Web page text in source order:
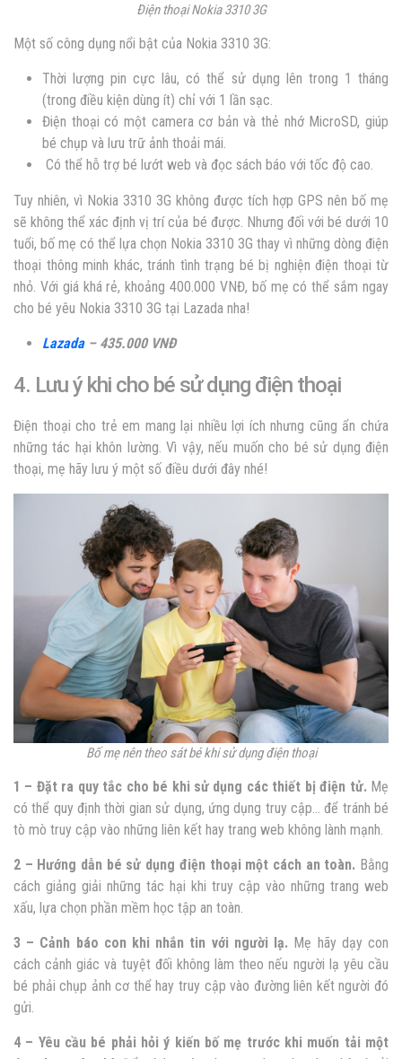
Điện thoại Nokia 3310 3G
Một số công dụng nổi bật của Nokia 3310 3G:
Thời lượng pin cực lâu, có thể sử dụng lên trong 1 tháng
(trong điều kiện dùng ít) chỉ với 1 lần sạc.
Điện thoại có một camera cơ bản và thẻ nhớ MicroSD, giúp
bé chụp và lưu trữ ảnh thoải mái.
Có thể hỗ trợ bé lướt web và đọc sách báo với tốc độ cao.
Tuy nhiên, vì Nokia 3310 3G không được tích hợp GPS nên bố mẹ
sẽ không thể xác định vị trí của bé được. Nhưng đối với bé dưới 10
tuổi, bố mẹ có thể lựa chọn Nokia 3310 3G thay vì những dòng điện
thoại thông minh khác, tránh tình trạng bé bị nghiện điện thoại từ
nhỏ. Với giá khá rẻ, khoảng 400.000 VNĐ, bố mẹ có thể sắm ngay
cho bé yêu Nokia 3310 3G tại Lazada nha!
Lazada – 435.000 VNĐ
4. Lưu ý khi cho bé sử dụng điện thoại
Điện thoại cho trẻ em mang lại nhiều lợi ích nhưng cũng ẩn chứa
những tác hại khôn lường. Vì vậy, nếu muốn cho bé sử dụng điện
thoại, mẹ hãy lưu ý một số điều dưới đây nhé!
Bố mẹ nên theo sát bé khi sử dụng điện thoại
1 – Đặt ra quy tắc cho bé khi sử dụng các thiết bị điện tử. Mẹ
có thể quy định thời gian sử dụng, ứng dụng truy cập… để tránh bé
tò mò truy cập vào những liên kết hay trang web không lành mạnh.
2 – Hướng dẫn bé sử dụng điện thoại một cách an toàn. Bằng
cách giảng giải những tác hại khi truy cập vào những trang web
xấu, lựa chọn phần mềm học tập an toàn.
3 – Cảnh báo con khi nhắn tin với người lạ. Mẹ hãy dạy con
cách cảnh giác và tuyệt đối không làm theo nếu người lạ yêu cầu
bé phải chụp ảnh cơ thể hay truy cập vào đường liên kết người đó
gửi.
4 – Yêu cầu bé phải hỏi ý kiến bố mẹ trước khi muốn tải một